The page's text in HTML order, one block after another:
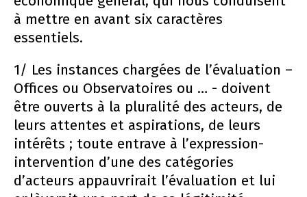
à mettre en avant six caractères
essentiels.
1/ Les instances chargées de l’évaluation –
Offices ou Observatoires ou … - doivent
être ouverts à la pluralité des acteurs, de
leurs attentes et aspirations, de leurs
intérêts ; toute entrave à l’expression-
intervention d’une des catégories
d’acteurs appauvrirait l’évaluation et lui